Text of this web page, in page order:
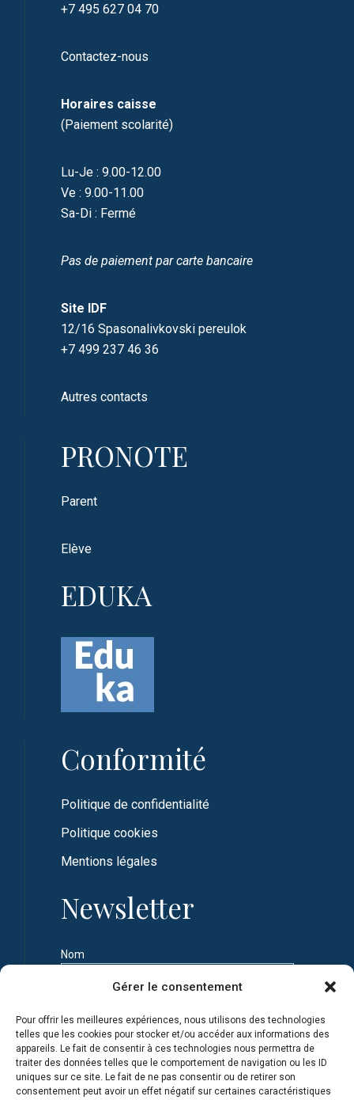
Gérer le consentement
Pour offrir les meilleures expériences, nous utilisons des technologies
telles que les cookies pour stocker et/ou accéder aux informations des
appareils. Le fait de consentir à ces technologies nous permettra de
traiter des données telles que le comportement de navigation ou les ID
uniques sur ce site. Le fait de ne pas consentir ou de retirer son
consentement peut avoir un effet négatif sur certaines caractéristiques
+7 495 627 04 70
Contactez-nous
Horaires caisse
(Paiement scolarité)
Lu-Je : 9.00-12.00
Ve : 9.00-11.00
Sa-Di : Fermé
Pas de paiement par carte bancaire
Site IDF
12/16 Spasonalivkovski pereulok
+7 499 237 46 36
Autres contacts
PRONOTE
Parent
Elève
EDUKA
Conformité
Politique de confidentialité
Politique cookies
Mentions légales
Newsletter
Nom
Adresse e-mail